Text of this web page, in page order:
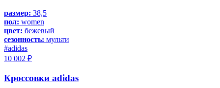
размер: 38,5
пол: women
цвет: бежевый
сезонность: мульти
#adidas
10 002 ₽
Кроссовки adidas